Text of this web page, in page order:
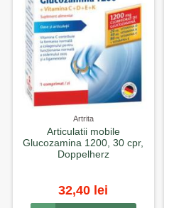
Artrita
Articulatii mobile
Glucozamina 1200, 30 cpr,
Doppelherz
32,40 lei